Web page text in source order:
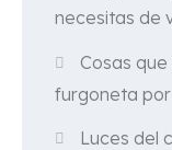
necesitas de
Cosas
furgoneta
Luces del